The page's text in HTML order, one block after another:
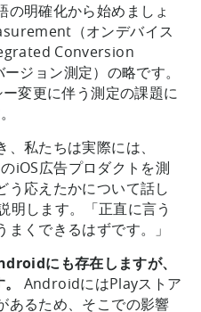
の明確化から始めましょ
（オンデバイス
Conversion
ジョン測定）の略です。
変更に伴う測定の課題に
、私たちは実際には、
iOS広告プロダクトを測
う応えたかについて話し
明します。「正直に言う
くできるはずです。」
にも存在しますが、
AndroidにはPlayストア
あるため、そこでの影響